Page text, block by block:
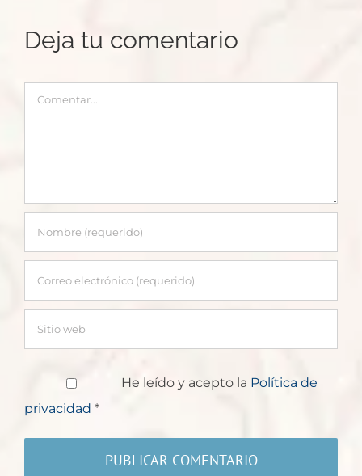
Deja tu comentario
Comentar
He leído y acepto la Política de
privacidad *